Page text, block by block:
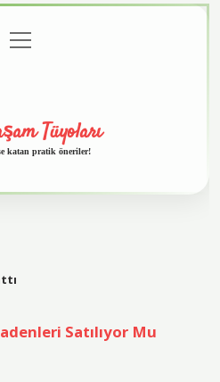
menüyü
aç
Tüyoları
katan pratik öneriler!
Satılıyor Mu